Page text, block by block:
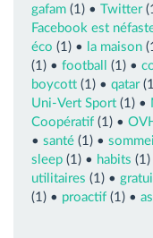
gafam (1) • Twitter
Facebook est
éco (1) • la maison
(1) • football (1) •
boycott (1) • qatar
Uni-Vert Sport (1) •
Coopératif (1) •
• santé (1) • sommeil
sleep (1) • habits (1)
utilitaires (1) •
(1) • proactif (1) •